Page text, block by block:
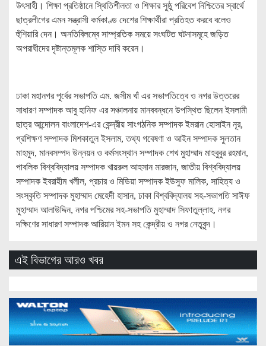
উৎসাহী। শিক্ষা প্রতিষ্ঠানে স্থিতিশীলতা ও শিক্ষার সুষ্ঠু পরিবেশ নিশ্চিতের স্বার্থে
ছাত্রলীগের এমন সন্ত্রাসী কর্মকাণ্ড দেশের শিক্ষার্থীরা প্রতিহত করবে বলেও
হুঁশিয়ারি দেন। অনতিবিলম্বে সাম্প্রতিক সময়ে সংঘটিত ঘটনাসমূহে জড়িত
অপরাধীদের দৃষ্টান্তমূলক শাস্তি দাবি করেন।
ঢাকা মহানগর পূর্বের সভাপতি এম. জসীম খাঁ এর সভাপতিত্বে ও নগর উত্তরের
সাধারণ সম্পাদক আবু হানিফ এর সঞ্চালনায় মানববন্ধনে উপস্থিত ছিলেন ইসলামী
ছাত্র আন্দোলন বাংলাদেশ-এর কেন্দ্রীয় সাংগঠনিক সম্পাদক ইমরান হোসাইন নূর,
প্রশিক্ষণ সম্পাদক মিশকাতুল ইসলাম, তথ্য গবেষণা ও আইন সম্পাদক সুলতান
মাহমুদ, মানবসম্পদ উন্নয়ন ও কর্মসংস্থান সম্পাদক শেখ মুহাম্মাদ মাহবুবুর রহমান,
পাবলিক বিশ্ববিদ্যালয় সম্পাদক খায়রুল আহসান মারজান, জাতীয় বিশ্ববিদ্যালয়
সম্পাদক ইবরাহীম খলীল, প্রচার ও মিডিয়া সম্পাদক ইউসুফ মালিক, সাহিত্য ও
সংস্কৃতি সম্পাদক মুহাম্মাদ মেহেদী হাসান, ঢাকা বিশ্ববিদ্যালয় সহ-সভাপতি সাঈফ
মুহাম্মাদ আলাউদ্দিন, নগর পশ্চিমের সহ-সভাপতি মুহাম্মাদ সিফাতুল্লাহ, নগর
দক্ষিণের সাধারণ সম্পাদক আরিয়ান ইমন সহ কেন্দ্রীয় ও নগর নেতৃবৃন্দ।
এই বিভাগের আরও খবর